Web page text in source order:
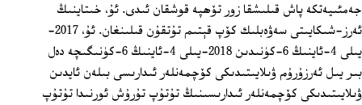
جەمئىيەتكە پاش قىلىشقا زور تۆھپە قوشقان ئىدى. ئۇ، خىتاينىڭ
ئەرز-شىكايىتى سەۋەبلىك كۆپ قېتىم تۇتقۇن قىلىنغان. ئۇ، 2017-
يىلى 4-ئاينىڭ 6-كۈنىدىن 2018-يىلى 4-ئاينىڭ 6-كۈنىگىچە دەل
بىر يىل ئەرزۇرۇم ۋىلايىتىدىكى كۆچمەنلەر ئىدارىسى بىلەن ئايدىن
ۋىلايىتىدىكى كۆچمەنلەر ئىدارىسىنىڭ تۇتۇپ تۇرۇش ئورنىدا تۇتۇپ